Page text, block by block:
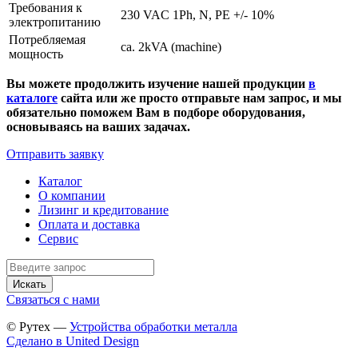
Требования к
электропитанию
230 VAC 1Ph, N, PE +/- 10%
Потребляемая
мощность
ca. 2kVA (machine)
Вы можете продолжить изучение нашей продукции в
каталоге сайта или же просто отправьте нам запрос, и мы
обязательно поможем Вам в подборе оборудования,
основываясь на ваших задачах.
Отправить заявку
Каталог
О компании
Лизинг и кредитование
Оплата и доставка
Сервис
Искать
Связаться с нами
© Рутех — Устройства обработки металла
Сделано в United Design